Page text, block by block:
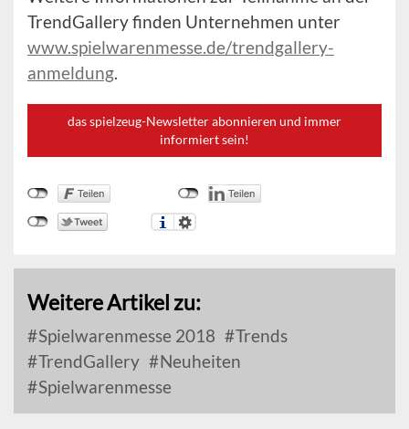
TrendGallery finden Unternehmen unter
www.spielwarenmesse.de/trendgallery-
anmeldung.
das spielzeug-Newsletter abonnieren und immer
informiert sein!
Weitere Artikel zu:
Spielwarenmesse 2018
Trends
TrendGallery
Neuheiten
Spielwarenmesse